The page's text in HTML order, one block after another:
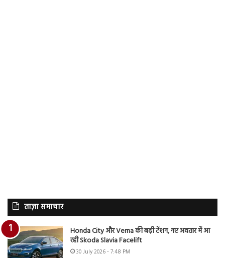
ताज़ा समाचार
Honda City और Verna की बढ़ी टेंशन, नए अवतार में आ
रही Skoda Slavia Facelift
30 July 2026 - 7:48 PM